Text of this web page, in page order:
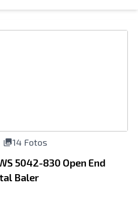
14 Fotos
5042-830 Open End
Baler